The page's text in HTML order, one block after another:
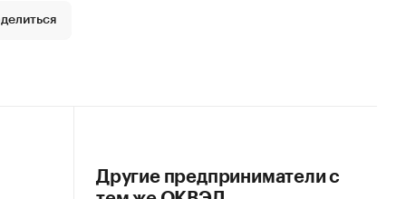
Другие предприниматели с